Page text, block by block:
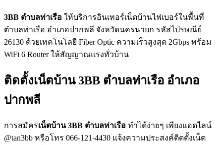
3BB ตำบลท่าเรือ ให้บริการอินเทอร์เน็ตบ้านไฟเบอร์ในพื้นที่
ตำบลท่าเรือ อำเภอปากพลี จังหวัดนครนายก รหัสไปรษณีย์
26130 ด้วยเทคโนโลยี Fiber Optic ความเร็วสูงสุด 2Gbps พร้อม
WiFi 6 Router ให้สัญญาณแรงทั่วบ้าน
ติดตั้งเน็ตบ้าน 3BB ตำบลท่าเรือ อำเภอ
ปากพลี
การสมัครเน็ตบ้าน 3BB ตำบลท่าเรือ ทำได้ง่ายๆ เพียงแอดไลน์
@tan3bb หรือโทร 066-121-4430 แจ้งความประสงค์ติดตั้งเน็ต